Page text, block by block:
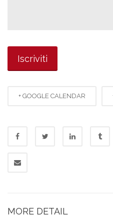
+ GOOGLE CALENDAR
MORE DETAIL